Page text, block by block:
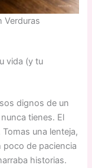
Verduras
vida (y tu
dignos de un
tienes. El
una lenteja,
de paciencia
historias.